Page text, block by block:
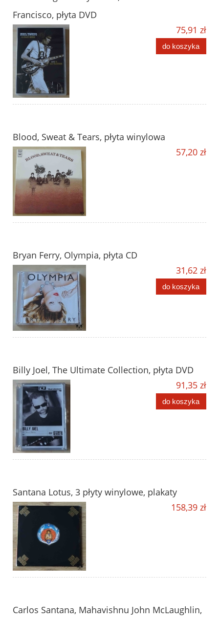
Francisco, płyta DVD
75,91 zł
do koszyka
Blood, Sweat & Tears, płyta winylowa
57,20 zł
Bryan Ferry, Olympia, płyta CD
31,62 zł
do koszyka
Billy Joel, The Ultimate Collection, płyta DVD
91,35 zł
do koszyka
Santana Lotus, 3 płyty winylowe, plakaty
158,39 zł
Carlos Santana, Mahavishnu John McLaughlin,